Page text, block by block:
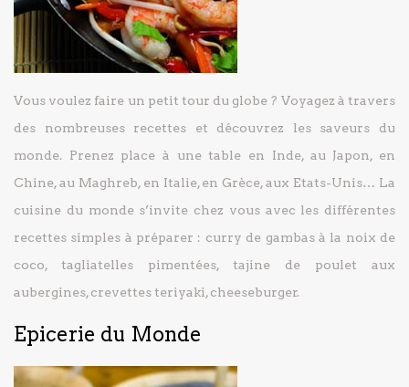
Vous voulez faire un petit tour du globe ? Voyagez à travers
des nombreuses recettes et découvrez les saveurs du
monde. Prenez place à une table en Inde, au Japon, en
Chine, au Maghreb, en Italie, en Grèce, aux Etats-Unis… La
cuisine du monde s’invite chez vous avec les différentes
recettes simples à préparer : curry de gambas à la noix de
coco, tagliatelles pimentées, tajine de poulet aux
aubergines, crevettes teriyaki, cheeseburger.
Epicerie du Monde